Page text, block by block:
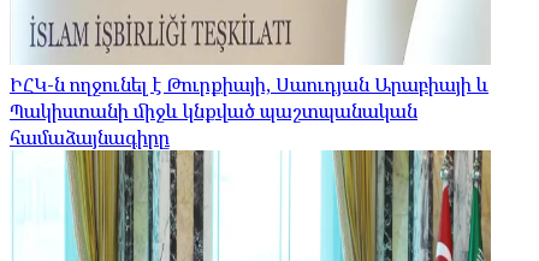
ԻՀԿ-ն ողջունել է Թուրքիայի, Սաուդյան Արաբիայի և
Պակիստանի միջև կնքված պաշտպանական
համաձայնագիրը